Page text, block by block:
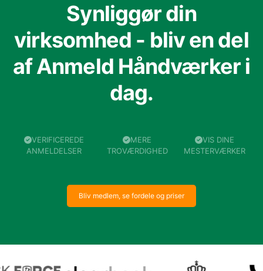
Synliggør din
virksomhed - bliv en del
af Anmeld Håndværker i
dag.
VERIFICEREDE
ANMELDELSER
MERE
TROVÆRDIGHED
VIS DINE
MESTERVÆRKER
Bliv medlem, se fordele og priser